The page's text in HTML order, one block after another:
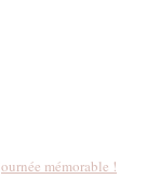
mémorable !